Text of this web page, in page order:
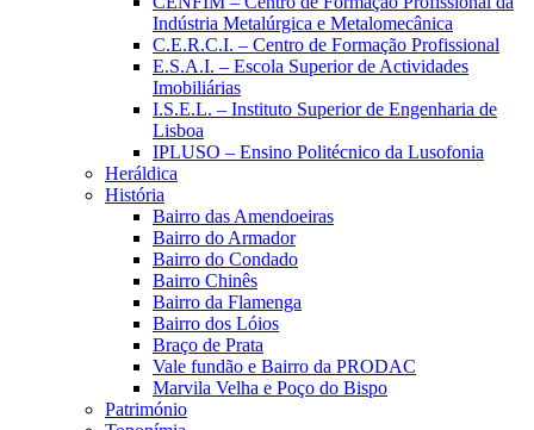
Indústria Metalúrgica e Metalomecânica
C.E.R.C.I. – Centro de Formação Profissional
E.S.A.I. – Escola Superior de Actividades
Imobiliárias
I.S.E.L. – Instituto Superior de Engenharia de
Lisboa
IPLUSO – Ensino Politécnico da Lusofonia
Heráldica
História
Bairro das Amendoeiras
Bairro do Armador
Bairro do Condado
Bairro Chinês
Bairro da Flamenga
Bairro dos Lóios
Braço de Prata
Vale fundão e Bairro da PRODAC
Marvila Velha e Poço do Bispo
Património